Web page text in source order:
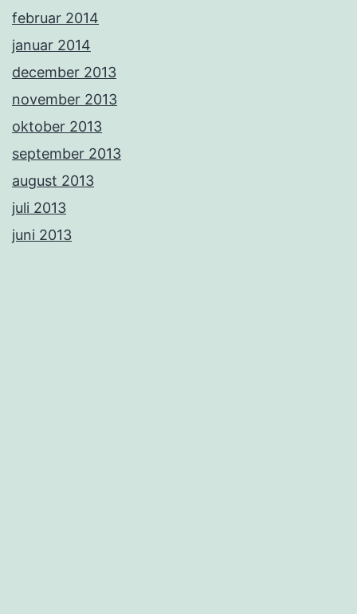
februar 2014
januar 2014
december 2013
november 2013
oktober 2013
september 2013
august 2013
juli 2013
juni 2013